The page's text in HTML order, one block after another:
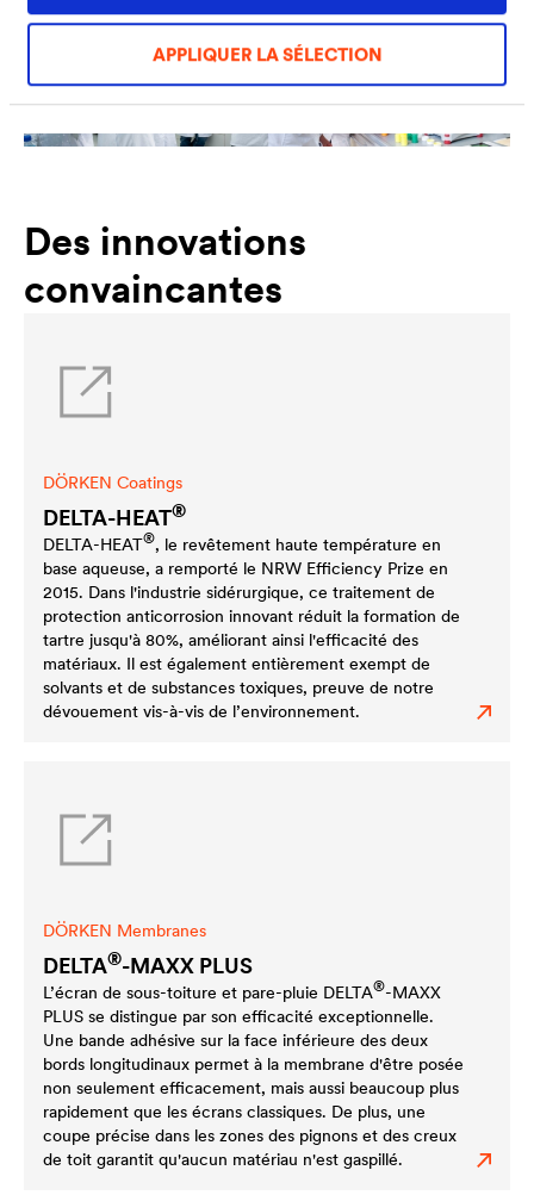
APPLIQUER LA SÉLECTION
Des innovations
convaincantes
DÖRKEN Coatings
DELTA-HEAT®
DELTA-HEAT®, le revêtement haute température en
base aqueuse, a remporté le NRW Efficiency Prize en
2015. Dans l'industrie sidérurgique, ce traitement de
protection anticorrosion innovant réduit la formation de
tartre jusqu'à 80%, améliorant ainsi l'efficacité des
matériaux. Il est également entièrement exempt de
solvants et de substances toxiques, preuve de notre
dévouement vis-à-vis de l’environnement.
DÖRKEN Membranes
DELTA®-MAXX PLUS
L’écran de sous-toiture et pare-pluie DELTA®-MAXX
PLUS se distingue par son efficacité exceptionnelle.
Une bande adhésive sur la face inférieure des deux
bords longitudinaux permet à la membrane d'être posée
non seulement efficacement, mais aussi beaucoup plus
rapidement que les écrans classiques. De plus, une
coupe précise dans les zones des pignons et des creux
de toit garantit qu'aucun matériau n'est gaspillé.